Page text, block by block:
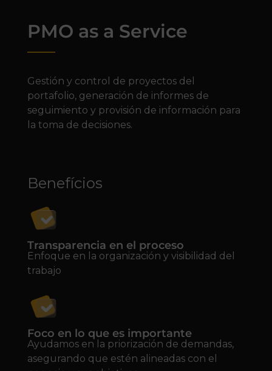
PMO as a Service
Gestión y control de proyectos del
portafolio, generación de informes de
seguimiento y provisión de información para
la toma de decisiones.
Benefícios
Transparencia en el proceso
Enfoque en la organización y visibilidad del
trabajo
Foco en lo que es importante
Ayudamos en la priorización de demandas,
asegurando que estén alineadas con el